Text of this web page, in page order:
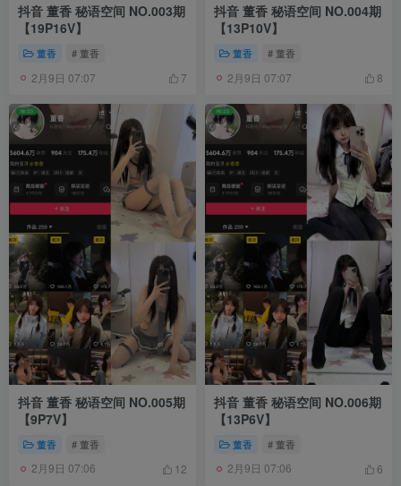
抖音 董香 秘语空间 NO.003期
【19P16V】
董香 # 董香
2月9日 07:07 7
抖音 董香 秘语空间 NO.004期
【13P10V】
董香 # 董香
2月9日 07:07 8
抖音 董香 秘语空间 NO.005期
【9P7V】
董香 # 董香
2月9日 07:06 12
抖音 董香 秘语空间 NO.006期
【13P6V】
董香 # 董香
2月9日 07:06 6